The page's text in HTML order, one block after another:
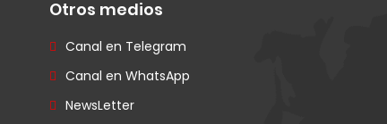
Otros medios
Canal en Telegram
Canal en WhatsApp
NewsLetter